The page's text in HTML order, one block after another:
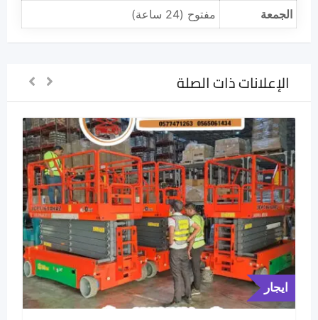
الجمعة مفتوح (24 ساعة)
الإعلانات ذات الصلة
ايجار